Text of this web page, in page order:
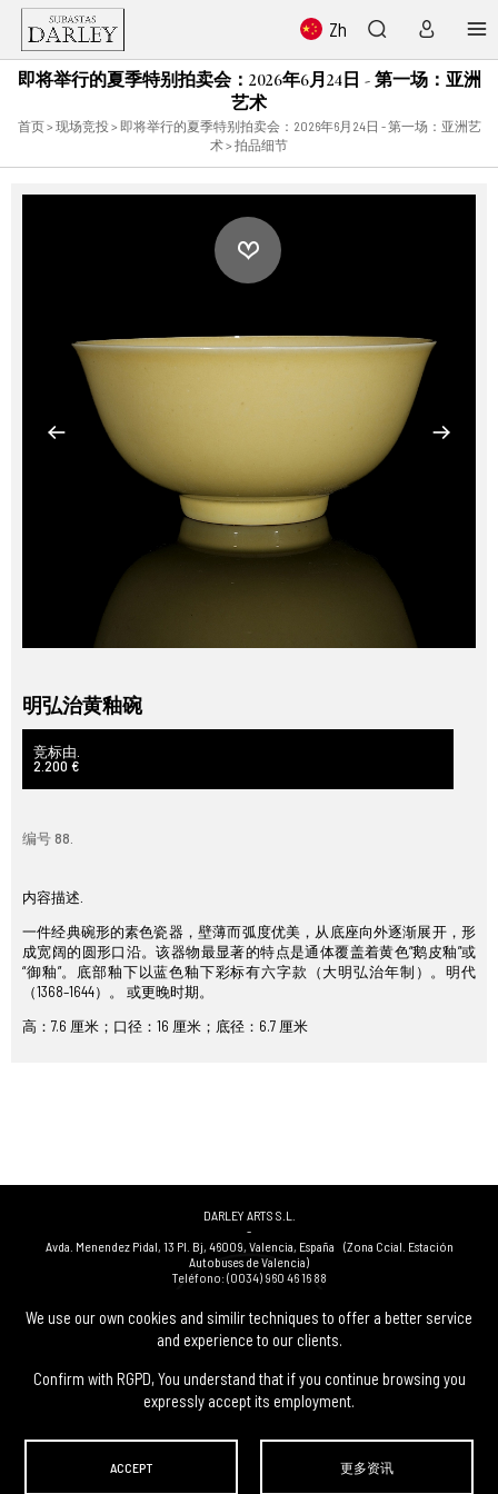
We use our own cookies and similir techniques to offer a better service
and experience to our clients.
Confirm with RGPD, You understand that if you continue browsing you
expressly accept its employment.
ACCEPT 更多资讯
Zh
即将举行的夏季特别拍卖会：2026年6月24日 - 第一场：亚洲
艺术
首页> 现场竞投 > 即将举行的夏季特别拍卖会：2026年6月24日 - 第一场：亚洲艺
术> 拍品细节
明弘治黄釉碗
竞标由.
2.200 €
编号 88.
内容描述.
一件经典碗形的素色瓷器，壁薄而弧度优美，从底座向外逐渐展开，形
成宽阔的圆形口沿。该器物最显著的特点是通体覆盖着黄色“鹅皮釉”或
“御釉”。底部釉下以蓝色釉下彩标有六字款（大明弘治年制）。明代
（1368–1644）。 或更晚时期。
高：7.6 厘米；口径：16 厘米；底径：6.7 厘米
DARLEY ARTS S.L.
-
Avda. Menendez Pidal, 13 Pl. Bj, 46009, Valencia, España (Zona Ccial. Estación
Autobuses de Valencia)
Teléfono:(0034) 960 46 16 88
(0034) 963 40 48 21
-
(0034) 669 53 68 89 (solo WhatsApp)
info@subastasdarley.com